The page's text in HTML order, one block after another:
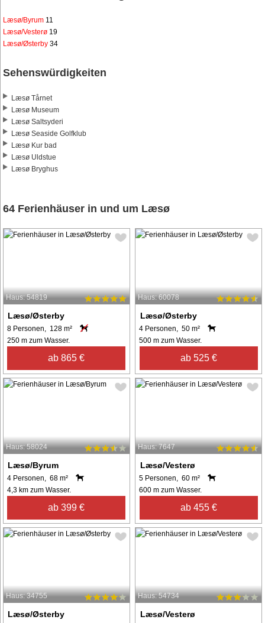
Læsø/Byrum 11
Læsø/Vesterø 19
Læsø/Østerby 34
Sehenswürdigkeiten
Læsø Tårnet
Læsø Museum
Læsø Saltsyderi
Læsø Seaside Golfklub
Læsø Kur bad
Læsø Uldstue
Læsø Bryghus
64 Ferienhäuser in und um Læsø
Haus: 54819
Læsø/Østerby
8 Personen, 128 m²
250 m zum Wasser.
ab 865 €
Haus: 60078
Læsø/Østerby
4 Personen, 50 m²
500 m zum Wasser.
ab 525 €
Haus: 58024
Læsø/Byrum
4 Personen, 68 m²
4,3 km zum Wasser.
ab 399 €
Haus: 7647
Læsø/Vesterø
5 Personen, 60 m²
600 m zum Wasser.
ab 455 €
Haus: 34755
Læsø/Østerby
Haus: 54734
Læsø/Vesterø